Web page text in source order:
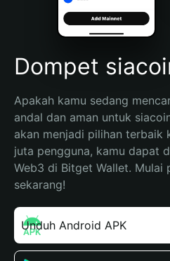
Português (Brasil)
Español (Argentina)
Dompet
Apakah kamu sedang
andal dan aman untuk
akan menjadi pilihan terbaik
juta pengguna, kamu dapat
Web3 di Bitget Wallet. Mulai
sekarang!
Unduh Android APK